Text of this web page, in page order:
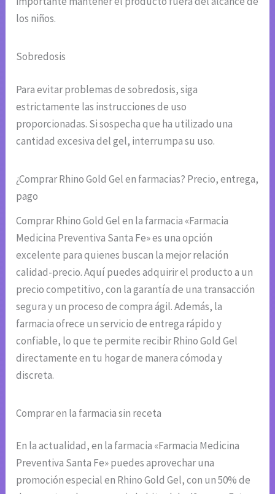
los niños.
Sobredosis
Para evitar problemas de sobredosis, siga
estrictamente las instrucciones de uso
proporcionadas. Si sospecha que ha utilizado una
cantidad excesiva del gel, interrumpa su uso.
¿Comprar Rhino Gold Gel en farmacias? Precio, entrega,
pago
Comprar Rhino Gold Gel en la farmacia «Farmacia
Medicina Preventiva Santa Fe» es una opción
excelente para quienes buscan la mejor relación
calidad-precio. Aquí puedes adquirir el producto a un
precio competitivo, con la garantía de una transacción
segura y un proceso de compra ágil. Además, la
farmacia ofrece un servicio de entrega rápido y
confiable, lo que te permite recibir Rhino Gold Gel
directamente en tu hogar de manera cómoda y
discreta.
Comprar en la farmacia sin receta
En la actualidad, en la farmacia «Farmacia Medicina
Preventiva Santa Fe» puedes aprovechar una
promoción especial en Rhino Gold Gel, con un 50% de